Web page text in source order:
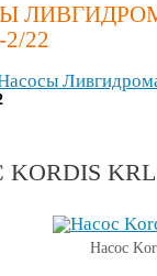
2/22
KRL
Насос